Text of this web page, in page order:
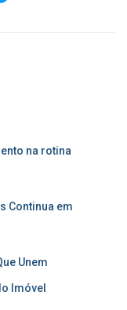
na rotina
Continua em
Unem
Imóvel